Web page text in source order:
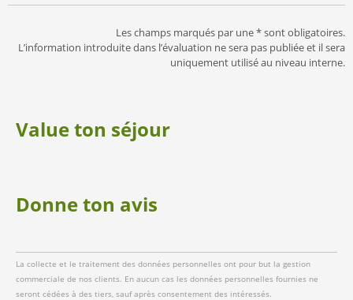
Les champs marqués par une * sont obligatoires.
L’information introduite dans l’évaluation ne sera pas publiée et il sera
uniquement utilisé au niveau interne.
Value ton séjour
Donne ton avis
La collecte et le traitement des données personnelles ont pour but la gestion
commerciale de nos clients. En aucun cas les données personnelles fournies ne
seront cédées à des tiers, sauf après consentement des intéressés.